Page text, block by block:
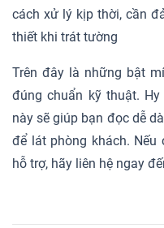
cách xử lý kịp thời, cần
thiết khi trát tường
Trên đây là những bật
đúng chuẩn kỹ thuật.
này sẽ giúp bạn đọc dễ
để lát phòng khách.
hỗ trợ, hãy liên hệ ngay